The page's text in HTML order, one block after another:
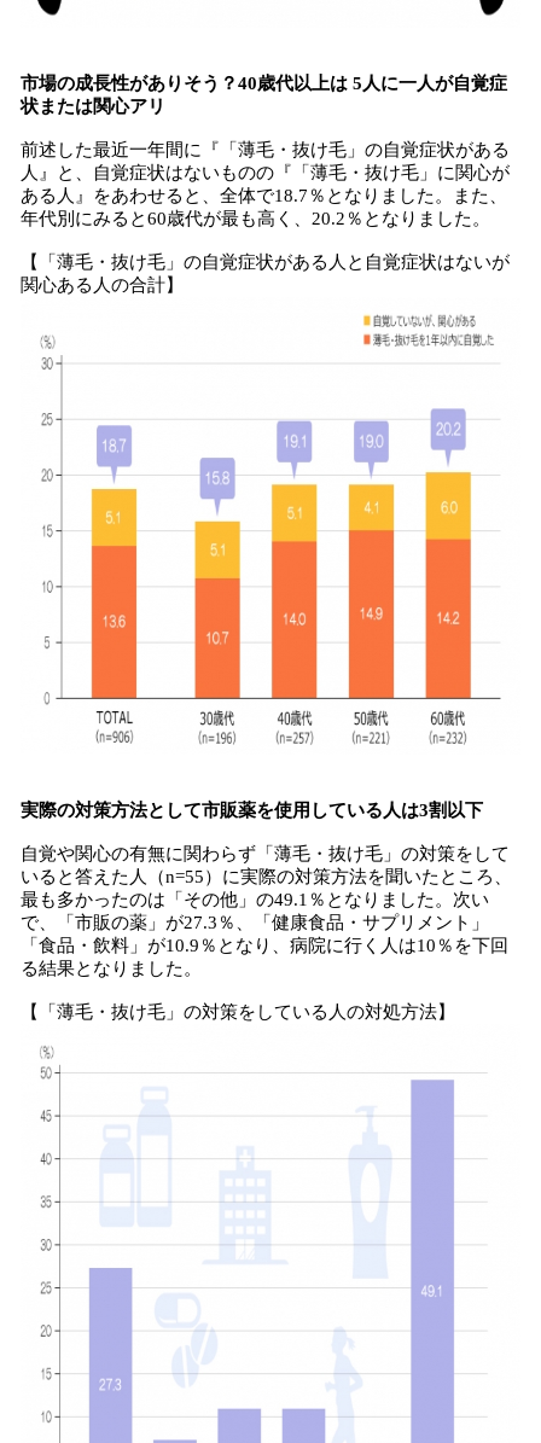
市場の成長性がありそう？40歳代以上は 5人に一人が自覚症
状または関心アリ
前述した最近一年間に『「薄毛・抜け毛」の自覚症状がある
人』と、自覚症状はないものの『「薄毛・抜け毛」に関心が
ある人』をあわせると、全体で18.7％となりました。また、
年代別にみると60歳代が最も高く、20.2％となりました。
【「薄毛・抜け毛」の自覚症状がある人と自覚症状はないが
関心ある人の合計】
実際の対策方法として市販薬を使用している人は3割以下
自覚や関心の有無に関わらず「薄毛・抜け毛」の対策をして
いると答えた人（n=55）に実際の対策方法を聞いたところ、
最も多かったのは「その他」の49.1％となりました。次い
で、「市販の薬」が27.3％、「健康食品・サプリメント」
「食品・飲料」が10.9％となり、病院に行く人は10％を下回
る結果となりました。
【「薄毛・抜け毛」の対策をしている人の対処方法】